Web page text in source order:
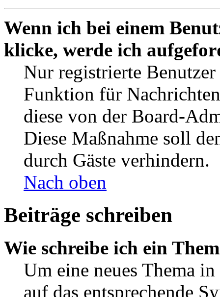
Wenn ich bei einem
klicke, werde ich
Nur registrierte
Funktion für
diese von der Board-
Diese Maßnahme soll
durch Gäste verhindern.
Nach oben
Beiträge schreiben
Wie schreibe ich ein
Um eine neues Thema
auf das entsprechende